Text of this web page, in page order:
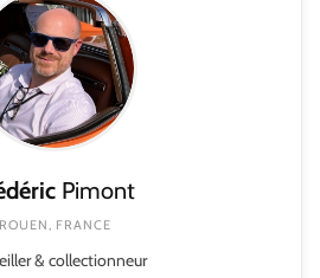
Pimont
ROUEN, FRANCE
& collectionneur